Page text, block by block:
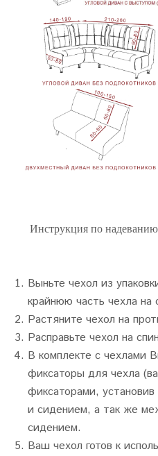
Инструкция по
Выньте чехол из
крайнюю часть чехла на
Растяните чехол на
Расправьте чехол на
В комплекте с чехлами
фиксаторы для чехла
фиксаторами,
и сидением, а так же
сидением.
Ваш чехол готов к